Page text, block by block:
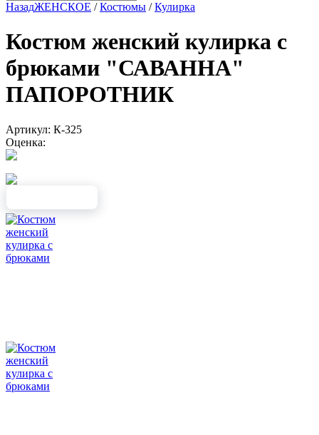
НазадЖЕНСКОЕ /Костюмы /Кулирка
Костюм женский кулирка с
брюками "САВАННА"
ПАПОРОТНИК
Артикул: К-325
Оценка: